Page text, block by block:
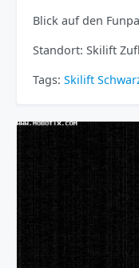
Blick auf den
Standort: Skilift
Tags: Skilift